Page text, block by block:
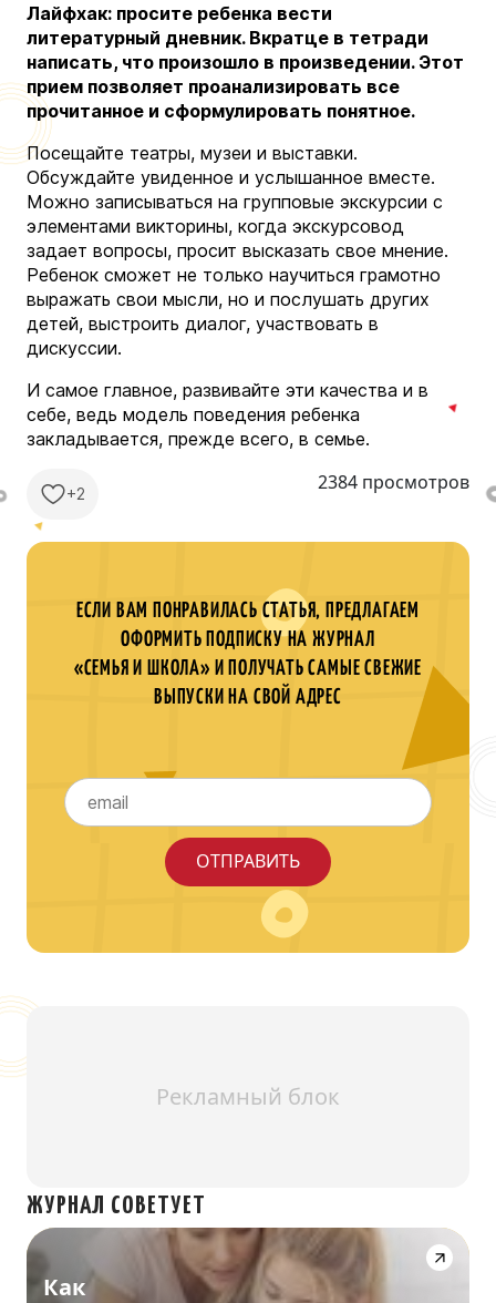
Лайфхак: просите ребенка вести
литературный дневник. Вкратце в тетради
написать, что произошло в произведении. Этот
прием позволяет проанализировать все
прочитанное и сформулировать понятное.
Посещайте театры, музеи и выставки.
Обсуждайте увиденное и услышанное вместе.
Можно записываться на групповые экскурсии с
элементами викторины, когда экскурсовод
задает вопросы, просит высказать свое мнение.
Ребенок сможет не только научиться грамотно
выражать свои мысли, но и послушать других
детей, выстроить диалог, участвовать в
дискуссии.
И самое главное, развивайте эти качества и в
себе, ведь модель поведения ребенка
закладывается, прежде всего, в семье.
+2 2384 просмотров
ЕСЛИ ВАМ ПОНРАВИЛАСЬ СТАТЬЯ, ПРЕДЛАГАЕМ
ОФОРМИТЬ ПОДПИСКУ НА ЖУРНАЛ
«СЕМЬЯ И ШКОЛА» И ПОЛУЧАТЬ САМЫЕ СВЕЖИЕ
ВЫПУСКИ НА СВОЙ АДРЕС
Рекламный блок
ЖУРНАЛ СОВЕТУЕТ
Как